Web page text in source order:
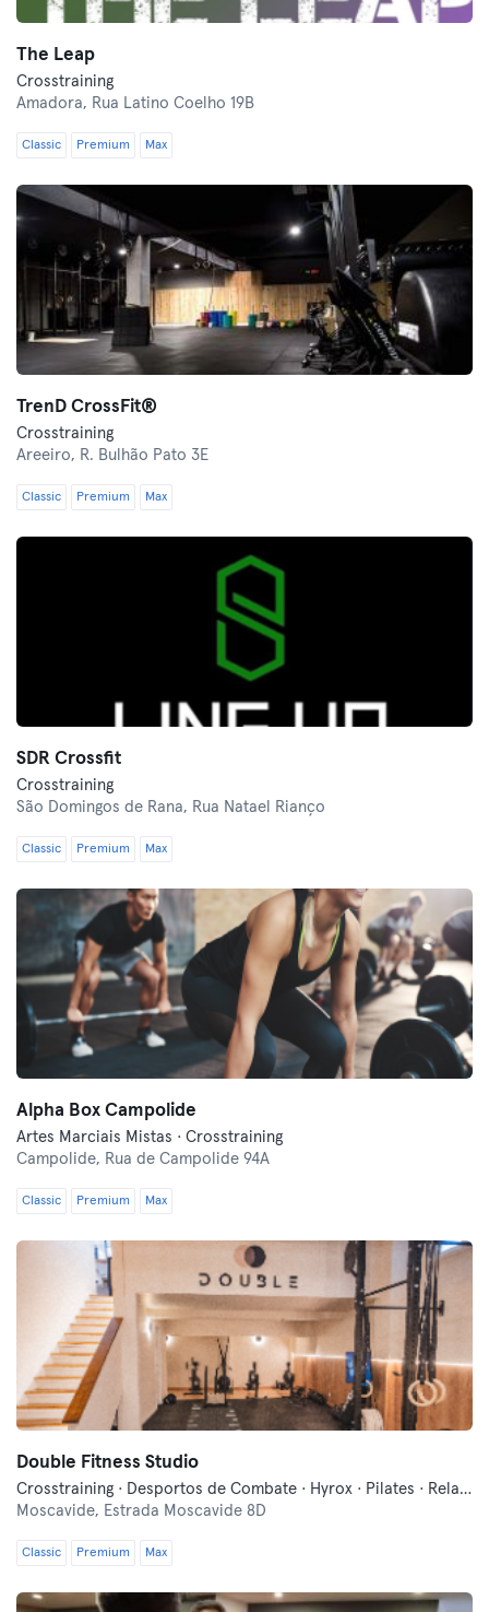
The Leap
Crosstraining
Amadora, Rua Latino Coelho 19B
Classic Premium Max
TrenD CrossFit®
Crosstraining
Areeiro, R. Bulhão Pato 3E
Classic Premium Max
SDR Crossfit
Crosstraining
São Domingos de Rana, Rua Natael Rianço
Classic Premium Max
Alpha Box Campolide
Artes Marciais Mistas · Crosstraining
Campolide, Rua de Campolide 94A
Classic Premium Max
Double Fitness Studio
Crosstraining · Desportos de Combate · Hyrox · Pilates · Relaxamento
Moscavide, Estrada Moscavide 8D
Classic Premium Max